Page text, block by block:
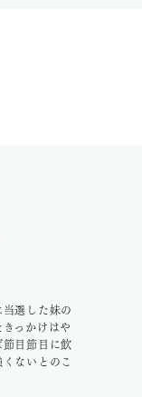
選した妹の
っかけはや
目節目に飲
ないとのこ